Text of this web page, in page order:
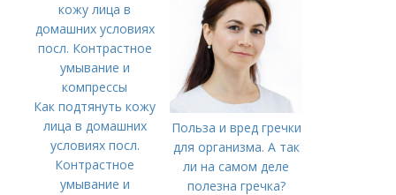
Как подтянуть кожу
лица в домашних
условиях посл.
Контрастное
умывание и
Польза и вред гречки
для организма. А так
ли на самом деле
полезна гречка?